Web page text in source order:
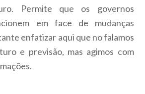
Permite que os governos
em face de mudanças
enfatizar aqui que no falamos
e previsão, mas agimos com